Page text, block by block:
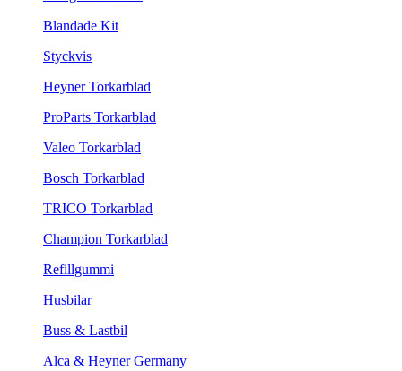
Blandade Kit
Styckvis
Heyner Torkarblad
ProParts Torkarblad
Valeo Torkarblad
Bosch Torkarblad
TRICO Torkarblad
Champion Torkarblad
Refillgummi
Husbilar
Buss & Lastbil
Alca & Heyner Germany